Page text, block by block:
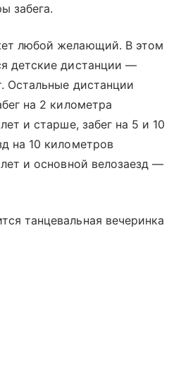
забега.
любой желающий. В этом
детские дистанции —
Остальные дистанции
на 2 километра
и старше, забег на 5 и 10
на 10 километров
и основной велозаезд —
танцевальная вечеринка